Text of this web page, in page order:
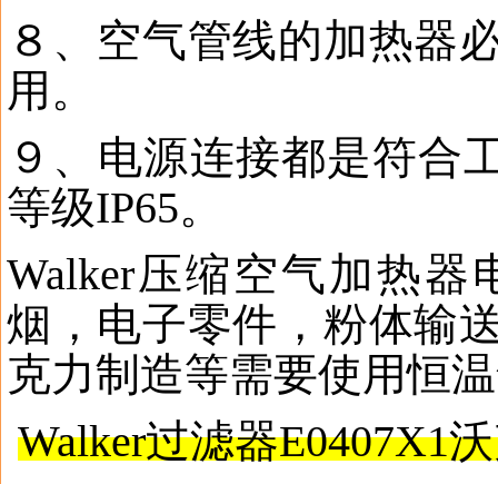
８、空气管线的加热器
用。
９、电源连接都是符合
等级IP65。
Walker压缩空气加热器
烟，电子零件，粉体输
克力制造等需要使用恒
Walker过滤器E0407X1